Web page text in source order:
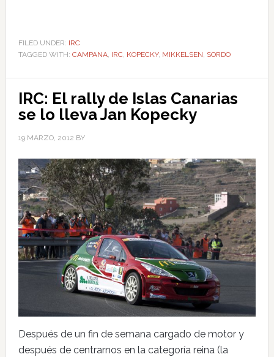
FILED UNDER: IRC
TAGGED WITH: CAMPANA, IRC, KOPECKY, MIKKELSEN SORDO
IRC: El rally de Islas Canarias
se lo lleva Jan Kopecky
19 MARZO, 2012 BY
Después de un fin de semana cargado de motor y
después de centrarnos en la categoría reina (la